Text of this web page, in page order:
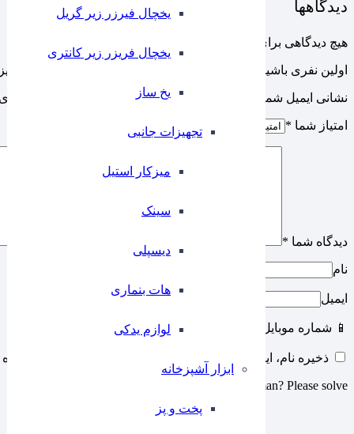
یخچال فیرزر زیر گریل
یخچال فریزر زیر کانتری
⁠یخ ساز
تجهیزات جانبی
میزکار استیل
سینک
دیسپلی
هات بنماری
لوازم یدکی
ابزار آشپزخانه
پخت و پز
دیدگاهها
هیچ دیدگاهی برای این محصول نوشته نشده است.
اولین نفری باشید که دیدگاهی را ارسال می کنید برای “شماره رو میزی 11 تا 15
نشانی ایمیل شما منتشر نخواهد شد. بخش‌های موردنیاز
امتیاز شما *
دیدگاه شما *
نام
ایمیل
📱 شماره موبایل
ذخیره نام، ایمیل و وبسایت من در مرورگر برای زمانی که
Are you human? Please solve: